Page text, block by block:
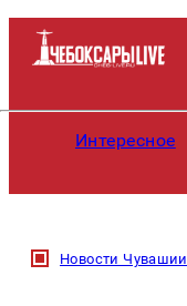
Интересное
Новости Чувашии